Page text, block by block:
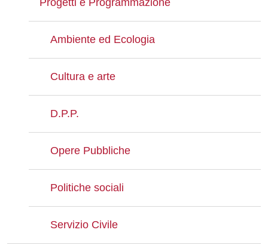
Progetti e Programmazione
Ambiente ed Ecologia
Cultura e arte
D.P.P.
Opere Pubbliche
Politiche sociali
Servizio Civile